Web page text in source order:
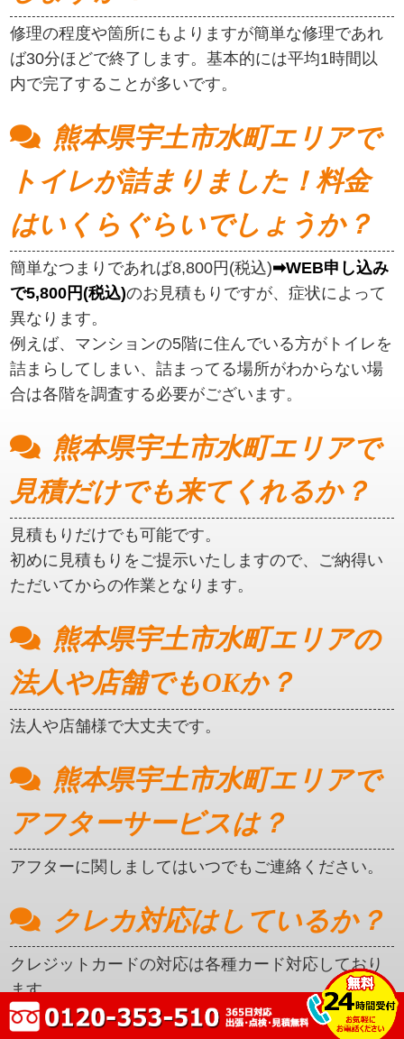
修理の程度や箇所にもよりますが簡単な修理であれ
ば30分ほどで終了します。基本的には平均1時間以
内で完了することが多いです。
熊本県宇土市水町エリアで
トイレが詰まりました！料金
はいくらぐらいでしょうか？
簡単なつまりであれば8,800円(税込)➡WEB申し込み
で5,800円(税込)のお見積もりですが、症状によって
異なります。
例えば、マンションの5階に住んでいる方がトイレを
詰まらしてしまい、詰まってる場所がわからない場
合は各階を調査する必要がございます。
熊本県宇土市水町エリアで
見積だけでも来てくれるか？
見積もりだけでも可能です。
初めに見積もりをご提示いたしますので、ご納得い
ただいてからの作業となります。
熊本県宇土市水町エリアの
法人や店舗でもOKか？
法人や店舗様で大丈夫です。
熊本県宇土市水町エリアで
アフターサービスは？
アフターに関しましてはいつでもご連絡ください。
クレカ対応はしているか？
クレジットカードの対応は各種カード対応しており
ます。